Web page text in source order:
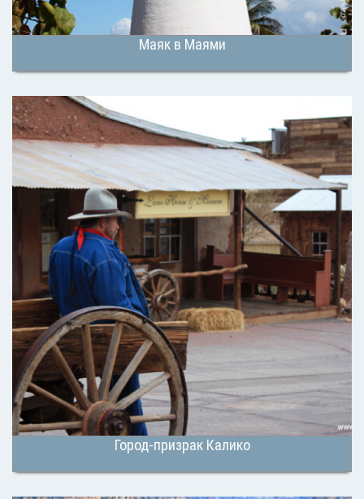
Маяк в Маями
Город-призрак Калико